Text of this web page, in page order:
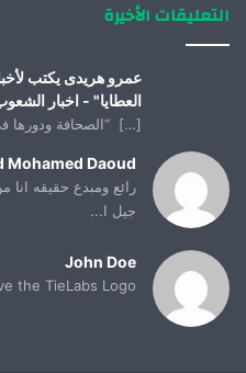
التعليقات الأخيرة
عمرو هريدى يكتب
العطايا" - اخبار
[…] “الصحافة ودورها
Mohamed Daoud
رائع ومبدع حقيقه
جيل ا...
John Doe
the TieLabs Logo :)...